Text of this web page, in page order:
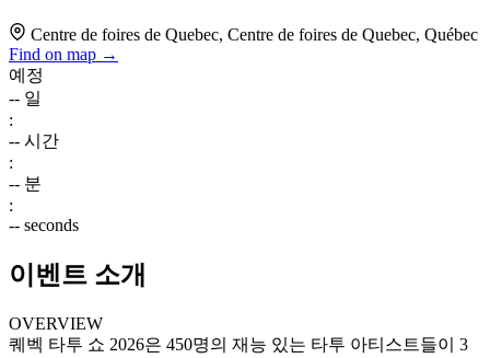
Centre de foires de Quebec, Centre de foires de Quebec, Québec
Find on map →
예정
-- 일
:
-- 시간
:
-- 분
:
-- seconds
이벤트 소개
OVERVIEW
퀘벡 타투 쇼 2026은 450명의 재능 있는 타투 아티스트들이 3